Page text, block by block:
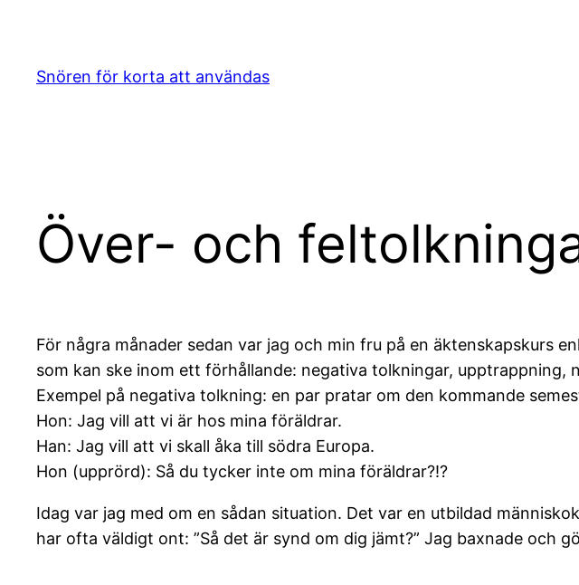
innehåll
Snören för korta att användas
Över- och
För några månader sedan var jag och min fru på en äktenskapskurs
som kan ske inom ett förhållande: negativa tolkningar, upptrappning,
Exempel på negativa tolkning: en par pratar om den kommande
Hon: Jag vill att vi är hos mina föräldrar.
Han: Jag vill att vi skall åka till södra Europa.
Hon (upprörd): Så du tycker inte om mina föräldrar?!?
Idag var jag med om en sådan situation. Det var en utbildad
har ofta väldigt ont: ”Så det är synd om dig jämt?” Jag baxnade och